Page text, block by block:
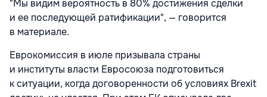
"Мы видим вероятность в 80% достижения сделки
и ее последующей ратификации", — говорится
в материале.
Еврокомиссия в июле призывала страны
и институты власти Евросоюза подготовиться
к ситуации, когда договоренности об условиях Brexit